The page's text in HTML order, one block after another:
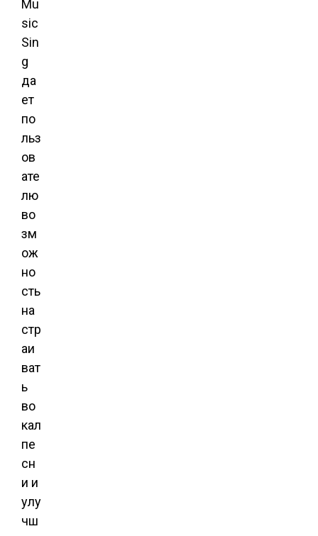
Mu
sic
Sin
g
да
ет
по
льз
ов
ате
лю
во
зм
ож
но
сть
на
стр
аи
ват
ь
во
кал
пе
сн
и и
улу
чш